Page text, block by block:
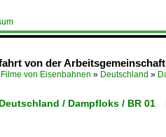
von der
von Eisenbahnen » Deutschland »
Deutschland / Dampfloks / BR 01